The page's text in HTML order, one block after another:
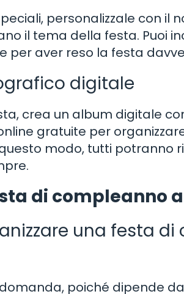
personalizzale con il
il tema della festa. Puoi
per aver reso la festa
digitale
crea un album digitale
gratuite per
modo, tutti potranno
di compleanno
una festa
poiché dipende